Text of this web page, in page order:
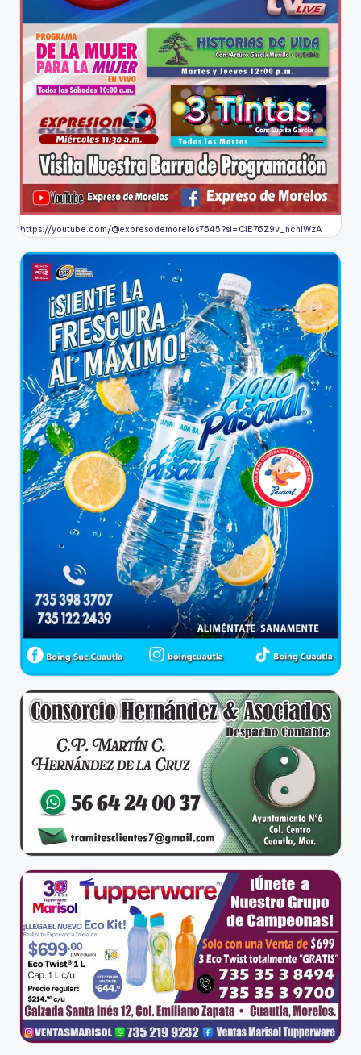
https://youtube.com/@expresodemorelos7545?si=CIE76Z9v_ncnlWzA